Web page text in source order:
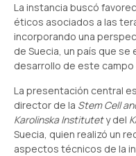
La instancia buscó
éticos asociados a las
incorporando una
de Suecia, un país que se
desarrollo de este
La presentación central
director de la Stem Cell
Karolinska Institutety del
Suecia, quien realizó un
aspectos técnicos de la